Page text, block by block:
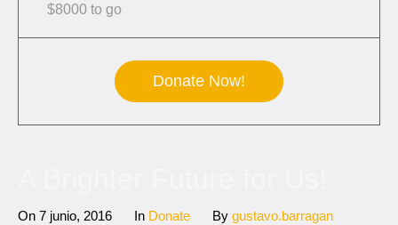
$8000 to go
Donate Now!
On 7 junio, 2016 In Donate By gustavo.barragan